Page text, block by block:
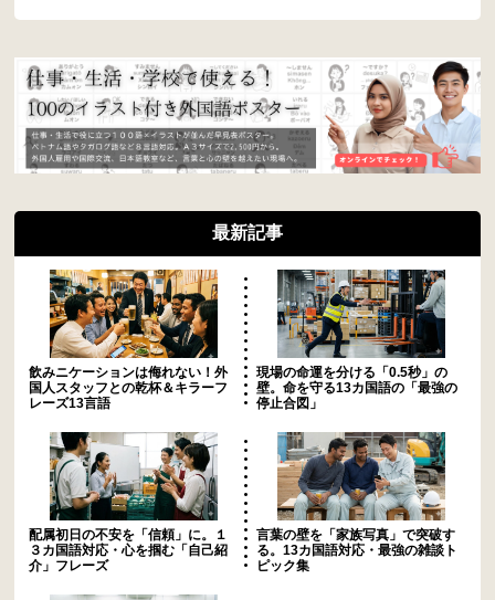
最新記事
飲みニケーションは侮れない！外
国人スタッフとの乾杯＆キラーフ
レーズ13言語
現場の命運を分ける「0.5秒」の
壁。命を守る13カ国語の「最強の
停止合図」
配属初日の不安を「信頼」に。１
３カ国語対応・心を掴む「自己紹
介」フレーズ
言葉の壁を「家族写真」で突破す
る。13カ国語対応・最強の雑談ト
ピック集